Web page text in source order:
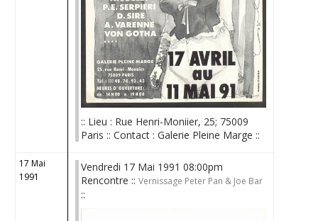
:: Lieu : Rue Henri-Moniier, 25; 75009
Paris :: Contact : Galerie Pleine Marge ::
17 Mai
1991
Vendredi 17 Mai 1991 08:00pm
Rencontre ::Vernissage Peter Pan & Joe Bar
::